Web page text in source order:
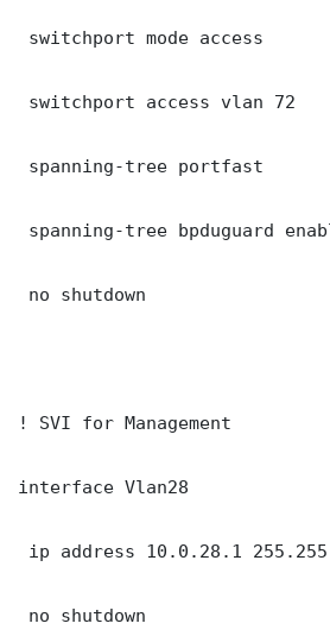
switchport mode access
switchport access vlan 72
spanning-tree portfast
spanning-tree bpduguard
no shutdown
! SVI for Management
interface Vlan28
ip address 10.0.28.1
no shutdown